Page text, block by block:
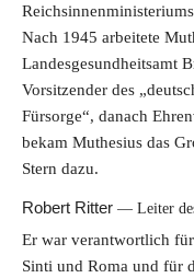
Nach 1945 arbeitete
Landesgesundheitsamt
Vorsitzender des
Fürsorge“, danach
bekam Muthesius das
Stern dazu.
Robert Ritter Leiter
Er war verantwortlich
Sinti und Roma und für